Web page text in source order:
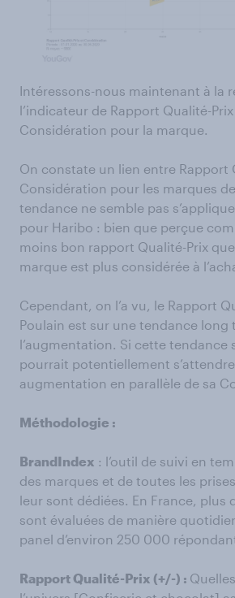
Intéressons-nous maintenant à la
l’indicateur de Rapport Qualité-
Considération pour la marque.
On constate un lien entre Rapport
Considération pour les marques
tendance ne semble pas
pour Haribo : bien que perçue
moins bon rapport Qualité-Prix
marque est plus considérée à
Cependant, on l’a vu, le Rapport
Poulain est sur une tendance long
l’augmentation. Si cette tendance
pourrait potentiellement
augmentation en parallèle de sa
Méthodologie :
BrandIndex : l’outil de suivi en
des marques et de toutes les
leur sont dédiées. En France, plus
sont évaluées de manière
panel d’environ 250 000
Rapport Qualité-Prix (+/-) :